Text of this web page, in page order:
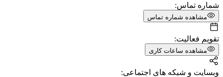
شماره تماس:
مشاهده شماره تماس
تقویم فعالیت:
مشاهده ساعات کاری
وبسایت و شبکه های اجتماعی: